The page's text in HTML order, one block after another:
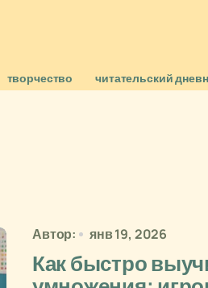
творчество читательский
Автор: янв 19, 2026
Как быстро